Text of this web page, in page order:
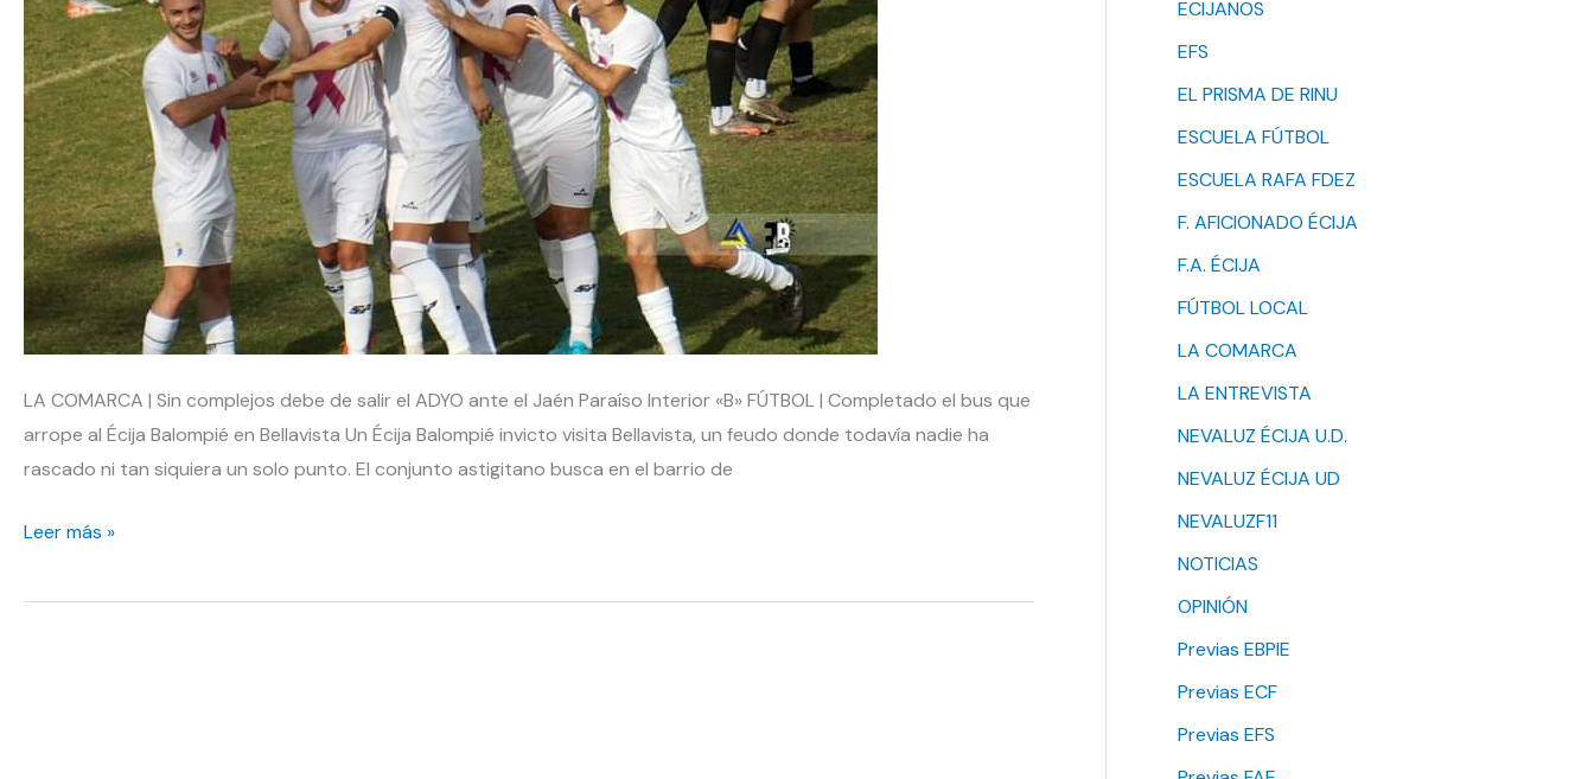
LA COMARCA | Sin complejos debe de salir el ADYO ante el Jaén Paraíso Interior «B» FÚTBOL | Completado el bus que
arrope al Écija Balompié en Bellavista Un Écija Balompié invicto visita Bellavista, un feudo donde todavía nadie ha
rascado ni tan siquiera un solo punto. El conjunto astigitano busca en el barrio de
El
Balompié
Leer más »
ECIJANOS
EFS
EL PRISMA DE RINU
ESCUELA FÚTBOL
ESCUELA RAFA FDEZ
F. AFICIONADO ÉCIJA
F.A. ÉCIJA
FÚTBOL LOCAL
LA COMARCA
LA ENTREVISTA
NEVALUZ ÉCIJA U.D.
NEVALUZ ÉCIJA UD
NEVALUZF11
NOTICIAS
OPINIÓN
Previas EBPIE
Previas ECF
Previas EFS